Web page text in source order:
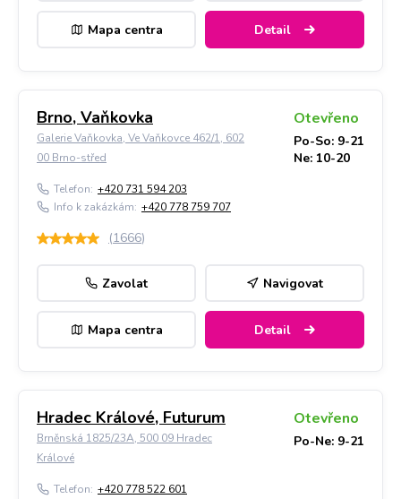
Mapa centra Detail
Brno, Vaňkovka
Galerie Vaňkovka, Ve Vaňkovce 462/1, 602
00 Brno-střed
Otevřeno
Po-So: 9-21
Ne: 10-20
Telefon: +420 731 594 203
Info k zakázkám: +420 778 759 707
(1666)
Zavolat Navigovat
Mapa centra Detail
Hradec Králové, Futurum
Brněnská 1825/23A, 500 09 Hradec
Králové
Otevřeno
Po-Ne: 9-21
Telefon: +420 778 522 601